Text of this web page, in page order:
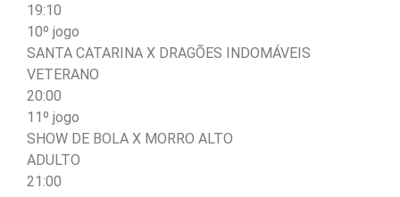
19:10
10º jogo
SANTA CATARINA X DRAGÕES INDOMÁVEIS
VETERANO
20:00
11º jogo
SHOW DE BOLA X MORRO ALTO
ADULTO
21:00